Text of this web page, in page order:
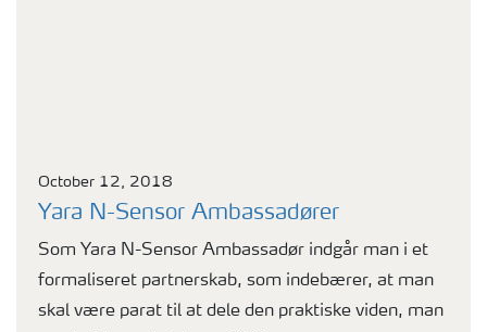
October 12, 2018
Yara N-Sensor Ambassadører
Som Yara N-Sensor Ambassadør indgår man i et
formaliseret partnerskab, som indebærer, at man
skal være parat til at dele den praktiske viden, man